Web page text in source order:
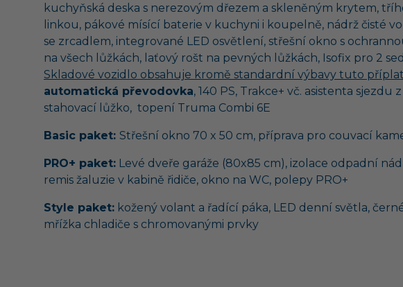
kuchyňská deska s nerezovým dřezem a skleněným krytem,
linkou, pákové mísící baterie v kuchyni i koupelně, nádrž čisté
se zrcadlem, integrované LED osvětlení, střešní okno s
na všech lůžkách, laťový rošt na pevných lůžkách, Isofix pro 2
Skladové vozidlo obsahuje kromě standardní výbavy tuto
automatická převodovka, 140 PS, Trakce+ vč. asistenta
stahovací lůžko, topení Truma Combi 6E
Basic paket: Střešní okno 70 x 50 cm, příprava pro couvací
PRO+ paket: Levé dveře garáže (80x85 cm), izolace odpadní
remis žaluzie v kabině řidiče, okno na WC, polepy PRO+
Style paket: kožený volant a řadící páka, LED denní světla,
mřížka chladiče s chromovanými prvky